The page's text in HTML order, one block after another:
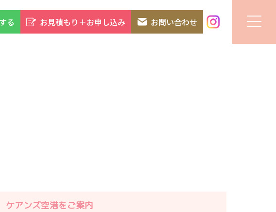
る お見積もり＋お申し込み お問い合わせ
ケアンズ空港をご案内